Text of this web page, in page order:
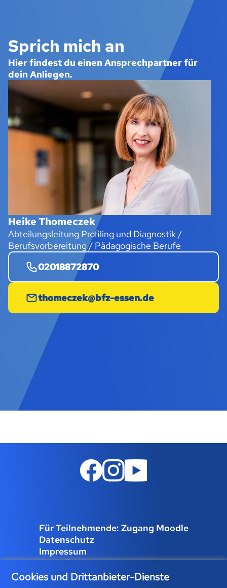
Sprich mich an
Hier findest du einen Ansprechpartner für
dein Anliegen.
Heike Thomeczek
Abteilungsleitung Profiling und Diagnostik /
Berufsvorbereitung / Pädagogische Berufe
02018872870
thomeczek@bfz-essen.de
Für Teilnehmende: Zugang Moodle
Datenschutz
Impressum
Compliance
Job und Karriere
Cookies und Drittanbieter-Dienste